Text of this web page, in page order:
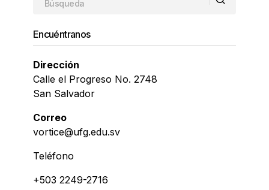
Encuéntranos
Dirección
Calle el Progreso No. 2748
San Salvador
Correo
vortice@ufg.edu.sv
Teléfono
+503 2249-2716